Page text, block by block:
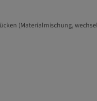
(Materialmischung,